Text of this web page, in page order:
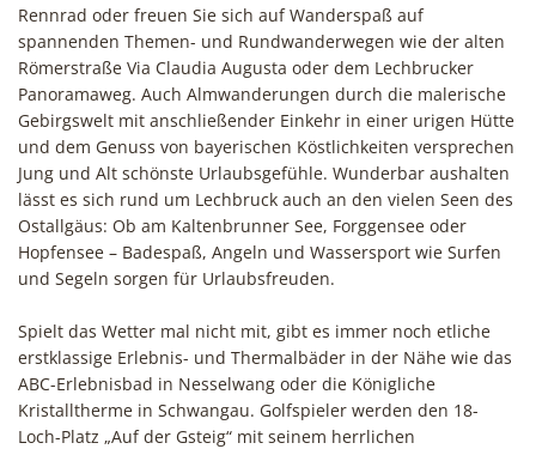
Rennrad oder freuen Sie sich auf Wanderspaß auf
spannenden Themen- und Rundwanderwegen wie der alten
Römerstraße Via Claudia Augusta oder dem Lechbrucker
Panoramaweg. Auch Almwanderungen durch die malerische
Gebirgswelt mit anschließender Einkehr in einer urigen Hütte
und dem Genuss von bayerischen Köstlichkeiten versprechen
Jung und Alt schönste Urlaubsgefühle. Wunderbar aushalten
lässt es sich rund um Lechbruck auch an den vielen Seen des
Ostallgäus: Ob am Kaltenbrunner See, Forggensee oder
Hopfensee – Badespaß, Angeln und Wassersport wie Surfen
und Segeln sorgen für Urlaubsfreuden.
Spielt das Wetter mal nicht mit, gibt es immer noch etliche
erstklassige Erlebnis- und Thermalbäder in der Nähe wie das
ABC-Erlebnisbad in Nesselwang oder die Königliche
Kristalltherme in Schwangau. Golfspieler werden den 18-
Loch-Platz „Auf der Gsteig“ mit seinem herrlichen